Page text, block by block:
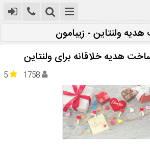
ولنتاین - زیبامون
هدیه خلاقانه برای ولنتاین
5 1758